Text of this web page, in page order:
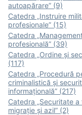
autoapărare” (9)
Catedra „Instruire
profesionale” (15)
Catedra
profesională” (39)
Catedra „Ordine și
(117)
Catedra „Procedură
criminalistică și
informațională” (217)
Catedra „Securitate a
migrație și azil” (2)